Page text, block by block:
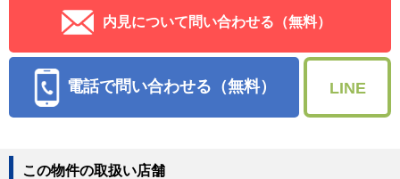
内見について問い合わせる（無料）
電話で問い合わせる（無料） LINE
この物件の取扱い店舗